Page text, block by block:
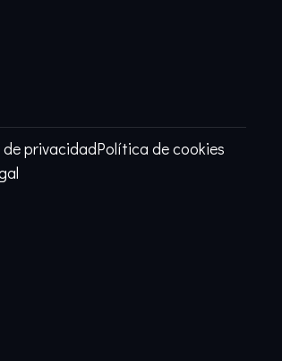
privacidadPolítica de cookies